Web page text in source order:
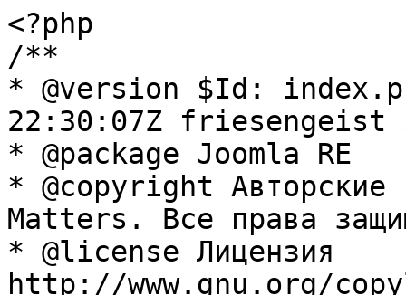
<?php
/**
* @version $Id:
22:30:07Z friesengeist
* @package Joomla RE
* @copyright Авторские
Matters. Все права
* @license Лицензия
http://www.gnu.org/